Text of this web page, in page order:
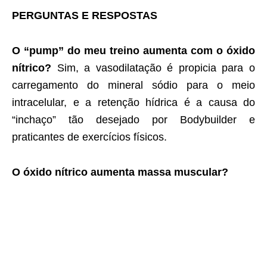
PERGUNTAS E RESPOSTAS
O “pump” do meu treino aumenta com o óxido
nítrico? Sim, a vasodilatação é propicia para o
carregamento do mineral sódio para o meio
intracelular, e a retenção hídrica é a causa do
“inchaço” tão desejado por Bodybuilder e
praticantes de exercícios físicos.
O óxido nítrico aumenta massa muscular?